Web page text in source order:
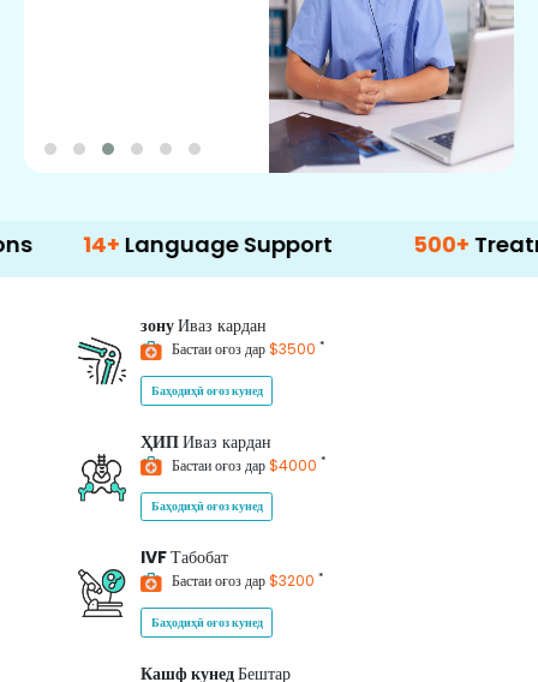
Language Support 500+ Treatment
зонуИваз кардан
Бастаи оғоз дар$3500 *
Баҳодиҳӣ оғоз кунед
ҲИПИваз кардан
Бастаи оғоз дар$4000 *
Баҳодиҳӣ оғоз кунед
IVFТабобат
Бастаи оғоз дар$3200 *
Баҳодиҳӣ оғоз кунед
Кашф кунедБештар